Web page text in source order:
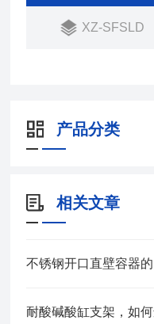
XZ-SFSLD
产品分类
相关文章
不锈钢开口直壁容器
耐酸碱酸缸支架，如